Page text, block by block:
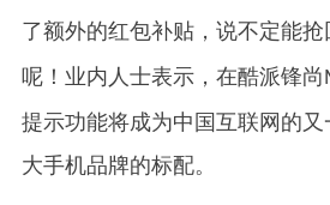
了额外的红包补贴，说不定能抢
呢！业内人士表示，在酷派锋尚
提示功能将成为中国互联网的
大手机品牌的标配。